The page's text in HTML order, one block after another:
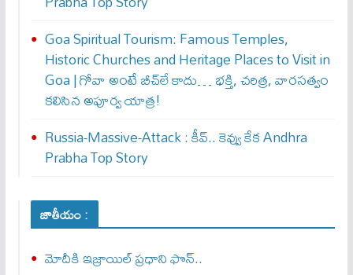
Goa Spiritual Tourism: Famous Temples,
Historic Churches and Heritage Places to Visit in
Goa | గోవా అంటే బీచ్‌లే కాదు… భక్తి, చరిత్ర, వారసత్వం
కలిసిన అపూర్వ యాత్ర!
Russia-Massive-Attack : కీవ్‌.. కెవ్వు కేక‌ Andhra
Prabha Top Story
జాతీయం :
మోదీకి ఇజ్రాయిల్ ప్ర‌ధాని ఫొన్..